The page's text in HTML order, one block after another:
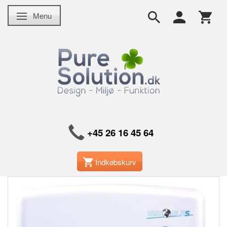
Skifte navigation
Menu
+45 26 16 45 64
Indkøbskurv